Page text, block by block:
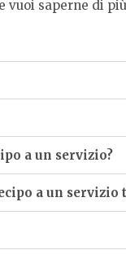
vuoi saperne di
a un servizio?
a un